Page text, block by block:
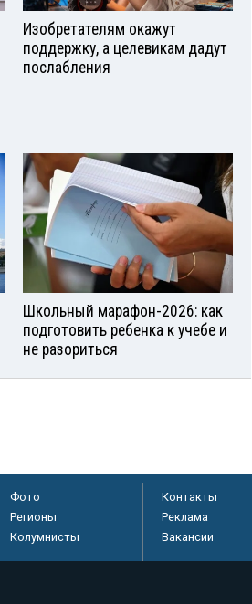
Изобретателям окажут
поддержку, а целевикам дадут
послабления
Школьный марафон-2026: как
подготовить ребенка к учебе и
не разориться
Фото
Регионы
Колумнисты
Контакты
Реклама
Вакансии